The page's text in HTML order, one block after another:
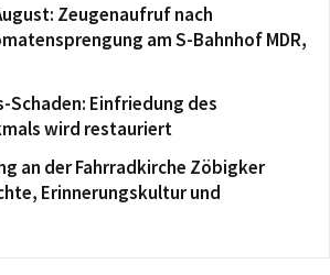
Zeugenaufruf nach
am S-Bahnhof MDR,
Schaden: Einfriedung des
wird restauriert
an der Fahrradkirche Zöbigker
Erinnerungskultur und